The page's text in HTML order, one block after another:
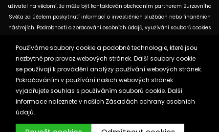
uživatel na vědomí, že může být kontaktován obchodním partnerem Burzovního
Světa za účelem poskytnutí informací o investičních službách nebo finančních
nástrojích. Podrobnosti o zpracování osobních údajů, využívání souborů cookies
dostupných na těchto internetových stránkách. U jednotlivých článků mohou
být uvedeny informace o použitých zdrojích, datu původní analýzy nebo datu,
ke kterému se vztahují uvedené tržní údaje.
Zásady ochrany osobních údajů a cookies
Reklama
Burzovnisvet.cz © 2026
Používáme soubory cookie a podobné technologie, které jsou
nezbytné pro provoz webových stránek. Další soubory cookie
se používají k provádění analýzy používání webových stránek.
Pokračováním v používání našich webových stránek
vyjadřujete souhlas s používáním souborů cookie. Další
informace naleznete v našich Zásadách ochrany osobních
údajů.